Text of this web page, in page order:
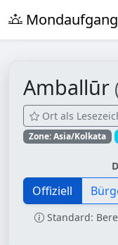
Amballūr
Ort als
Zone: Asia/Kolkata
Offiziell
Standard: